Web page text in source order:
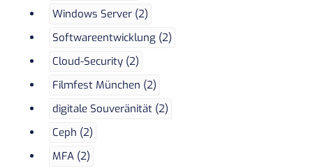
Windows Server (2)
Softwareentwicklung (2)
Cloud-Security (2)
Filmfest München (2)
digitale Souveränität (2)
Ceph (2)
MFA (2)